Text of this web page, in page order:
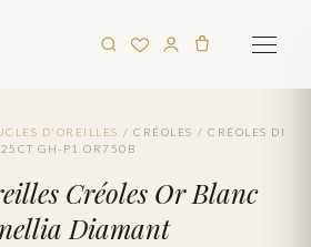
D'OREILLES / CRÉOLES / CRÉOLES DI
GH-P1 OR750B
Créoles Or Blanc
Diamant